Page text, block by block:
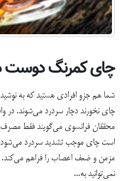
چای کمرنگ دوست
شما هم جزو افرادی هستید كه به
چای نخورند دچار سردرد می‌شوند. در
محققان فرانسوی می‌گویند فقط مصرف
است چای موجب تشدید سردرد می‌شود
مزمن و ضعف اعصاب را فراهم می‌كند.
نمی‌توانید به...